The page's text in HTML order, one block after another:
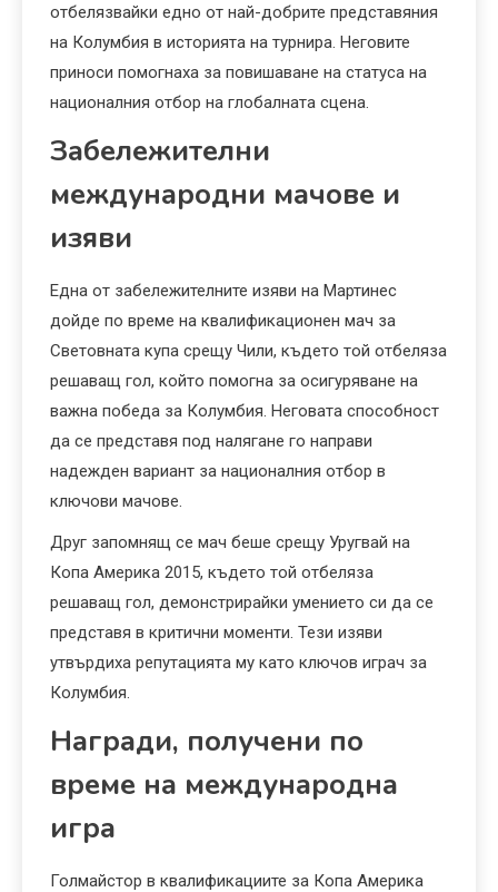
отбелязвайки едно от най-добрите представяния
на Колумбия в историята на турнира. Неговите
приноси помогнаха за повишаване на статуса на
националния отбор на глобалната сцена.
Забележителни
международни мачове и
изяви
Една от забележителните изяви на Мартинес
дойде по време на квалификационен мач за
Световната купа срещу Чили, където той отбеляза
решаващ гол, който помогна за осигуряване на
важна победа за Колумбия. Неговата способност
да се представя под налягане го направи
надежден вариант за националния отбор в
ключови мачове.
Друг запомнящ се мач беше срещу Уругвай на
Копа Америка 2015, където той отбеляза
решаващ гол, демонстрирайки умението си да се
представя в критични моменти. Тези изяви
утвърдиха репутацията му като ключов играч за
Колумбия.
Награди, получени по
време на международна
игра
Голмайстор в квалификациите за Копа Америка